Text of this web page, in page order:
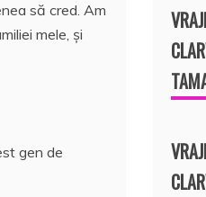
să cred. Am
mele, și
gen de